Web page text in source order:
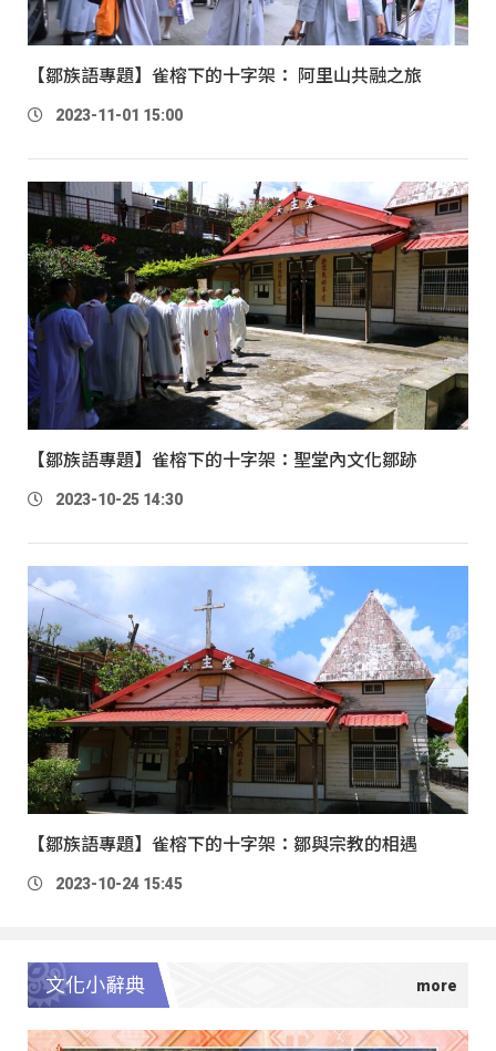
【鄒族語專題】雀榕下的十字架： 阿里山共融之旅
2023-11-01 15:00
【鄒族語專題】雀榕下的十字架：聖堂內文化鄒跡
2023-10-25 14:30
【鄒族語專題】雀榕下的十字架：鄒與宗教的相遇
2023-10-24 15:45
文化小辭典